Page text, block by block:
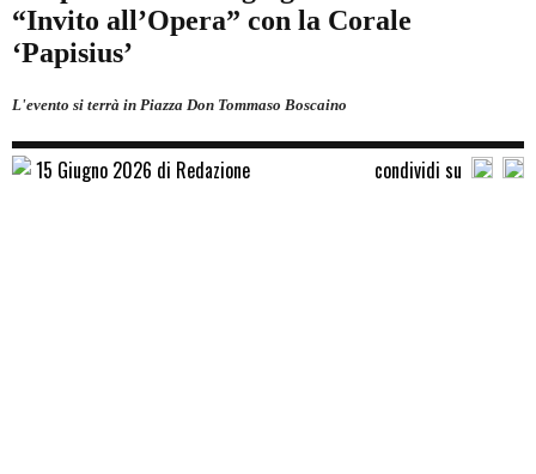
“Invito all’Opera” con la Corale
‘Papisius’
L'evento si terrà in Piazza Don Tommaso Boscaino
15 Giugno 2026 di Redazione condividi su